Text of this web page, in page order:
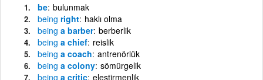
be bulunmak
being right haklı olma
being a barber berberlik
being a chief reislik
being a coach antrenörlük
being a colony sömürgelik
being a critic eleştirmenlik